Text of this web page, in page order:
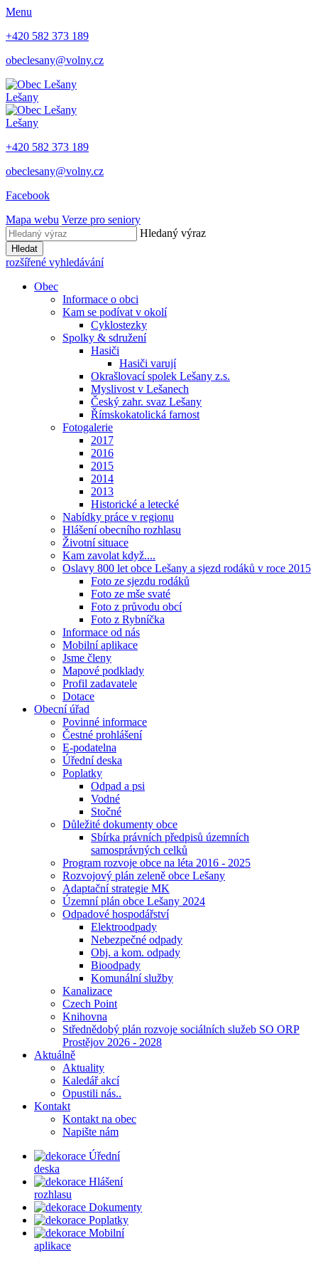
Menu
+420 582 373 189
obeclesany@volny.cz
Lešany
Lešany
+420 582 373 189
obeclesany@volny.cz
Facebook
Mapa webu Verze pro seniory
Hledaný výraz
Hledat
rozšířené vyhledávání
Obec
Informace o obci
Kam se podívat v okolí
Cyklostezky
Spolky & sdružení
Hasiči
Hasiči varují
Okrašlovací spolek Lešany z.s.
Myslivost v Lešanech
Český zahr. svaz Lešany
Římskokatolická farnost
Fotogalerie
2017
2016
2015
2014
2013
Historické a letecké
Nabídky práce v regionu
Hlášení obecního rozhlasu
Životní situace
Kam zavolat když....
Oslavy 800 let obce Lešany a sjezd rodáků v roce 2015
Foto ze sjezdu rodáků
Foto ze mše svaté
Foto z průvodu obcí
Foto z Rybníčka
Informace od nás
Mobilní aplikace
Jsme členy
Mapové podklady
Profil zadavatele
Dotace
Obecní úřad
Povinné informace
Čestné prohlášení
E-podatelna
Úřední deska
Poplatky
Odpad a psi
Vodné
Stočné
Důležité dokumenty obce
Sbírka právních předpisů územních
samosprávných celků
Program rozvoje obce na léta 2016 - 2025
Rozvojový plán zeleně obce Lešany
Adaptační strategie MK
Územní plán obce Lešany 2024
Odpadové hospodářství
Elektroodpady
Nebezpečné odpady
Obj. a kom. odpady
Bioodpady
Komunální služby
Kanalizace
Czech Point
Knihovna
Střednědobý plán rozvoje sociálních služeb SO ORP
Prostějov 2026 - 2028
Aktuálně
Aktuality
Kaledář akcí
Opustili nás..
Kontakt
Kontakt na obec
Napište nám
Úřední
deska
Hlášení
rozhlasu
Dokumenty
Poplatky
Mobilní
aplikace